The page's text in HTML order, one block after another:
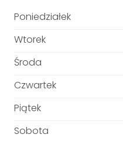
Poniedziałek
Wtorek
Środa
Czwartek
Piątek
Sobota